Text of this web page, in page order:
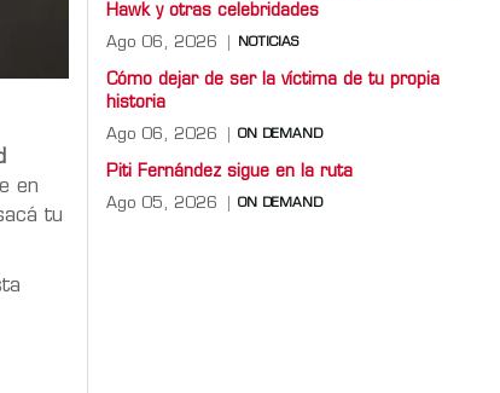
en
tu
Hawk y otras celebridades
Ago 06, 2026 NOTICIAS
Cómo dejar de ser la víctima de tu propia
historia
Ago 06, 2026 ON DEMAND
Piti Fernández sigue en la ruta
Ago 05, 2026 ON DEMAND